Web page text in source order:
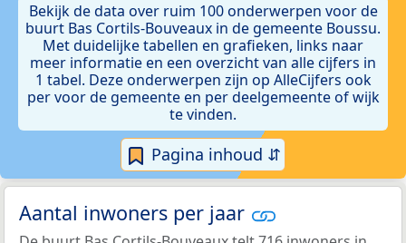
Bekijk de data over ruim 100 onderwerpen voor de
buurt Bas Cortils-Bouveaux in de gemeente Boussu.
Met duidelijke tabellen en grafieken, links naar
meer informatie en een overzicht van alle cijfers in
1 tabel. Deze onderwerpen zijn op AlleCijfers ook
per voor de gemeente en per deelgemeente of wijk
te vinden.
Pagina inhoud ⇵
Aantal inwoners per jaar